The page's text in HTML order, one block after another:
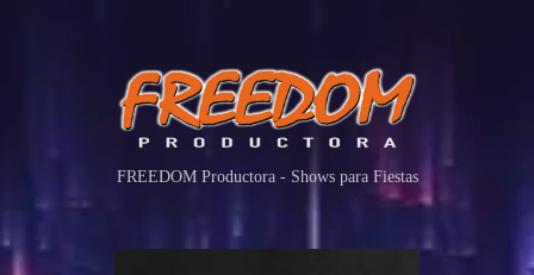
FREEDOM Productora - Shows para Fiestas